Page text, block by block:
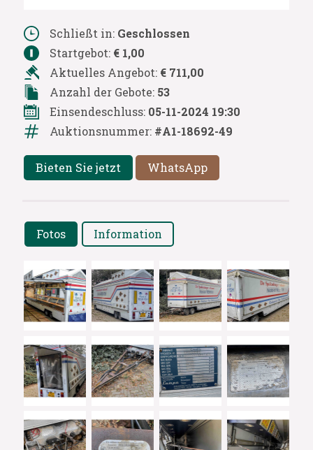
Schließt in: Geschlossen
Startgebot: € 1,00
Aktuelles Angebot: € 711,00
Anzahl der Gebote: 53
Einsendeschluss: 05-11-2024 19:30
Auktionsnummer: #A1-18692-49
Bieten Sie jetzt WhatsApp
Fotos Information